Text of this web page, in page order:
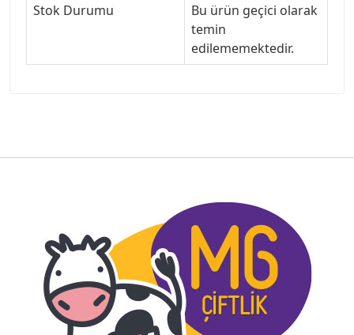
Stok Durumu
Bu ürün geçici olarak
temin
edilememektedir.